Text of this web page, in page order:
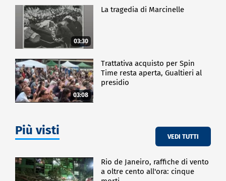
03:30
La tragedia di Marcinelle
03:08
Trattativa acquisto per Spin
Time resta aperta, Gualtieri al
presidio
Più visti VEDI TUTTI
Rio de Janeiro, raffiche di vento
a oltre cento all'ora: cinque